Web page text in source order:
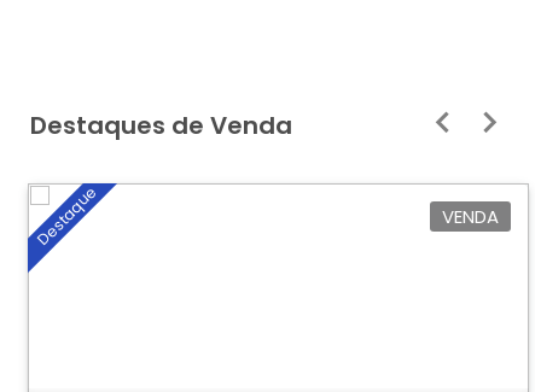
Destaques de Venda
Destaque VENDA